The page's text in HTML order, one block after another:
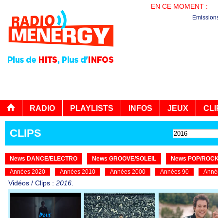
EN CE MOMENT :
RADIO PLAYLISTS INFOS JEUX
CLIPS
News DANCE/ELECTRO News GROOVE/SOLEIL
News POP/
Années 2020
Années 2010 Années 2000 Années 90
Vidéos / Clips : 2016